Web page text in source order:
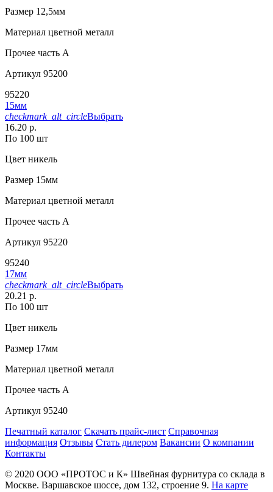
Размер 12,5мм
Материал цветной металл
Прочее часть A
Артикул 95200
95220
15мм
checkmark_alt_circleВыбрать
16.20 р.
По 100 шт
Цвет никель
Размер 15мм
Материал цветной металл
Прочее часть A
Артикул 95220
95240
17мм
checkmark_alt_circleВыбрать
20.21 р.
По 100 шт
Цвет никель
Размер 17мм
Материал цветной металл
Прочее часть A
Артикул 95240
Печатный каталог Скачать прайс-лист Справочная
информация Отзывы Стать дилером Вакансии О компании
Контакты
© 2020 ООО «ПРОТОС и К» Швейная фурнитура со склада в
Москве. Варшавское шоссе, дом 132, строение 9. На карте